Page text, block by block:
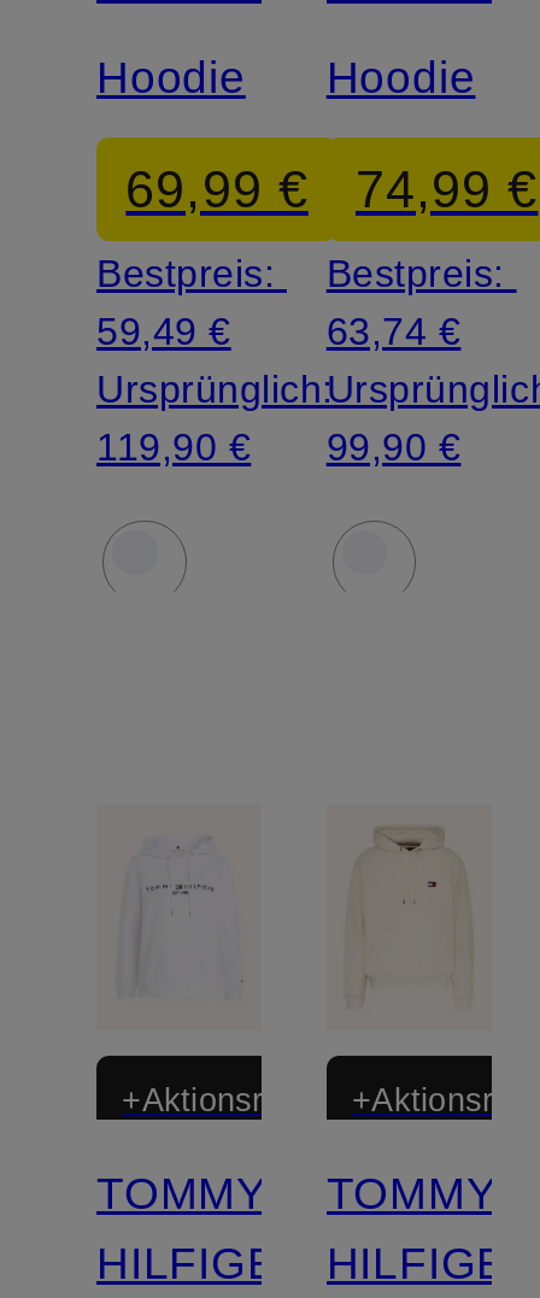
Hoodie
69,99 €
Bestpreis:
59,49 €
Ursprünglich:
119,90 €
Hoodie
74,99 €
Bestpreis:
63,74 €
99,90 €
+Aktionsrabatt
TOMMY
HILFIGER
TOMMY